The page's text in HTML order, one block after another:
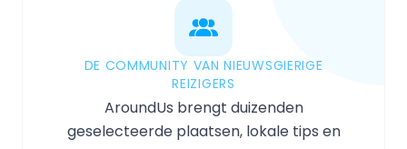
DE COMMUNITY VAN NIEUWSGIERIGE
REIZIGERS
AroundUs brengt duizenden
geselecteerde plaatsen, lokale tips en